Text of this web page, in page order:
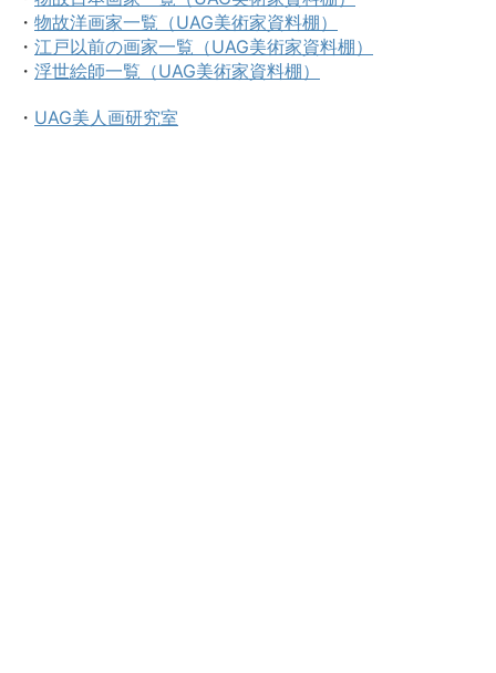
・ 物故洋画家一覧（UAG美術家資料棚）
・ 江戸以前の画家一覧（UAG美術家資料棚）
・ 浮世絵師一覧（UAG美術家資料棚）
・ UAG美人画研究室